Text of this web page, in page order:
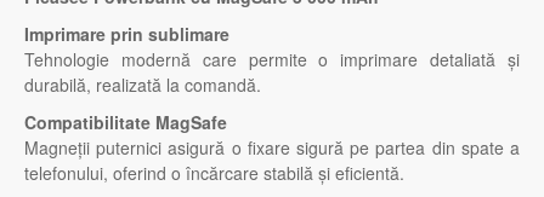
Imprimare prin sublimare
Tehnologie modernă care permite o imprimare detaliată și
durabilă, realizată la comandă.
Compatibilitate MagSafe
Magneții puternici asigură o fixare sigură pe partea din spate a
telefonului, oferind o încărcare stabilă și eficientă.